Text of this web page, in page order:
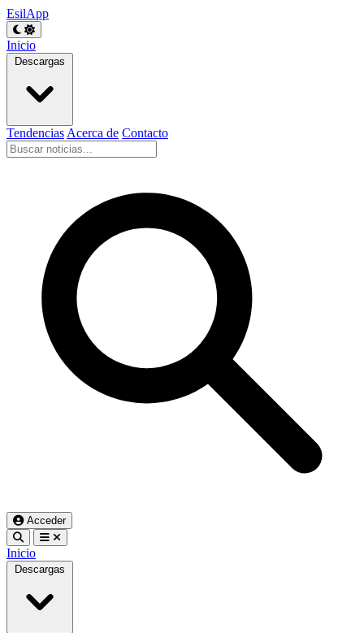
EsilApp
Inicio
Descargas
Tendencias Acerca de Contacto
Acceder
Inicio
Descargas